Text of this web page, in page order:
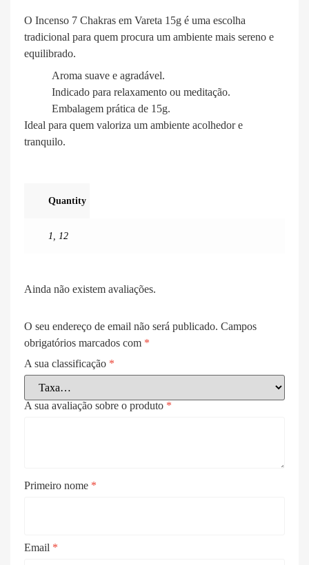
O Incenso 7 Chakras em Vareta 15g é uma escolha
tradicional para quem procura um ambiente mais sereno e
equilibrado.
Aroma suave e agradável.
Indicado para relaxamento ou meditação.
Embalagem prática de 15g.
Ideal para quem valoriza um ambiente acolhedor e
tranquilo.
Quantity
1, 12
Ainda não existem avaliações.
O seu endereço de email não será publicado. Campos
obrigatórios marcados com *
A sua classificação *
A sua avaliação sobre o produto *
Primeiro nome *
Email *